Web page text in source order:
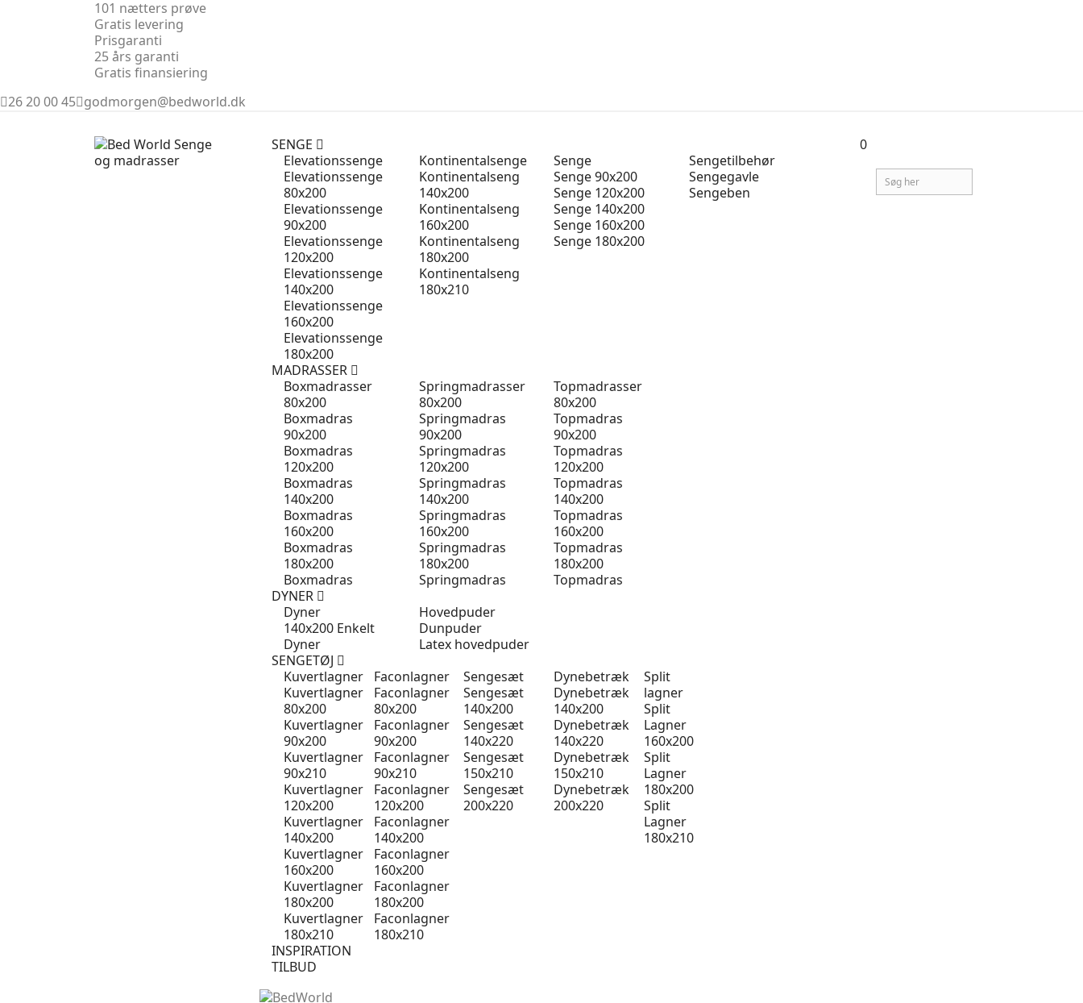
101 nætters prøve
Gratis levering
Prisgaranti
25 års garanti
Gratis finansiering
26 20 00 45 godmorgen@bedworld.dk
SENGE
Elevationssenge
Elevationssenge
80x200
Elevationssenge
90x200
Elevationssenge
120x200
Elevationssenge
140x200
Elevationssenge
160x200
Elevationssenge
180x200
Kontinentalsenge
Kontinentalseng
140x200
Kontinentalseng
160x200
Kontinentalseng
180x200
Kontinentalseng
180x210
Senge
Senge 90x200
Senge 120x200
Senge 140x200
Senge 160x200
Senge 180x200
Sengetilbehør
Sengegavle
Sengeben
MADRASSER
Boxmadrasser
80x200
Boxmadras
90x200
Boxmadras
120x200
Boxmadras
140x200
Boxmadras
160x200
Boxmadras
180x200
Boxmadras
Springmadrasser
80x200
Springmadras
90x200
Springmadras
120x200
Springmadras
140x200
Springmadras
160x200
Springmadras
180x200
Springmadras
Topmadrasser
80x200
Topmadras
90x200
Topmadras
120x200
Topmadras
140x200
Topmadras
160x200
Topmadras
180x200
Topmadras
DYNER
Dyner
140x200 Enkelt
Dyner
Hovedpuder
Dunpuder
Latex hovedpuder
SENGETØJ
Kuvertlagner
Kuvertlagner
80x200
Kuvertlagner
90x200
Kuvertlagner
90x210
Kuvertlagner
120x200
Kuvertlagner
140x200
Kuvertlagner
160x200
Kuvertlagner
180x200
Kuvertlagner
180x210
Faconlagner
Faconlagner
80x200
Faconlagner
90x200
Faconlagner
90x210
Faconlagner
120x200
Faconlagner
140x200
Faconlagner
160x200
Faconlagner
180x200
Faconlagner
180x210
Sengesæt
Sengesæt
140x200
Sengesæt
140x220
Sengesæt
150x210
Sengesæt
200x220
Dynebetræk
Dynebetræk
140x200
Dynebetræk
140x220
Dynebetræk
150x210
Dynebetræk
200x220
Split
lagner
Split
Lagner
160x200
Split
Lagner
180x200
Split
Lagner
180x210
INSPIRATION
TILBUD
0